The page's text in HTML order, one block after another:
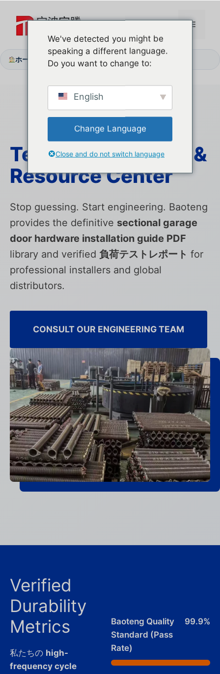
へ
メ
ホーム サポートセンター
Technical Mastery &
Resource Center
Stop guessing. Start engineering. Baoteng
provides the definitive sectional garage
door hardware installation guide PDF
library and verified 負荷テストレポート for
professional installers and global
distributors.
CONSULT OUR ENGINEERING TEAM
Verified
Durability
Metrics
私たちの high-
frequency cycle
Baoteng Quality
Standard (Pass
Rate)
99.9%
We've detected you might be
speaking a different language.
Do you want to change to:
English
Change Language
Close and do not switch language